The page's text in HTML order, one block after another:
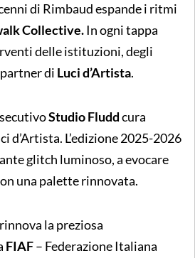
di Rimbaud espande i ritmi
Collective.In ogni tappa
delle istituzioni, degli
di Luci d’Artista.
Studio Fluddcura
d’Artista. L’edizione 2025-2026
glitch luminoso, a evocare
una palette rinnovata.
la preziosa
FIAF– Federazione Italiana